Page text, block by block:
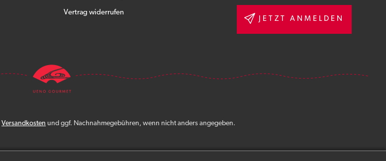
Vertrag widerrufen
JETZT ANMELDEN
Versandkosten und ggf. Nachnahmegebühren, wenn nicht anders angegeben.